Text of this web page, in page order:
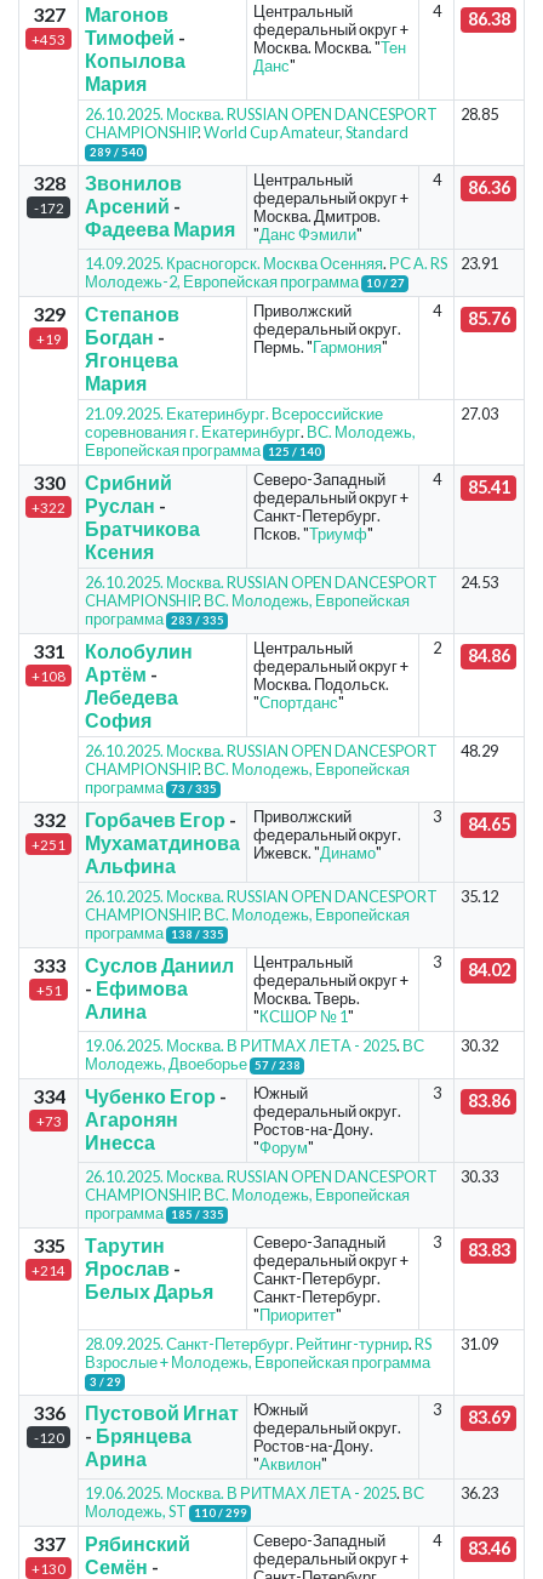
327
+453
Магонов
Тимофей -
Копылова
Мария
Центральный
федеральный округ +
Москва. Москва. "Тен
Данс"
4 86.38
26.10.2025. Москва. RUSSIAN OPEN DANCESPORT
CHAMPIONSHIP.World Cup Amateur, Standard
289 / 540
28.85
328
-172
Звонилов
Арсений -
Фадеева Мария
Центральный
федеральный округ +
Москва. Дмитров.
"Данс Фэмили"
4 86.36
14.09.2025. Красногорск. Москва Осенняя. РС А. RS
Молодежь-2, Европейская программа
10 / 27
23.91
329
+19
Степанов
Богдан -
Ягонцева
Мария
Приволжский
федеральный округ.
Пермь. "Гармония"
4 85.76
21.09.2025. Екатеринбург. Всероссийские
соревнования г. Екатеринбург. ВС. Молодежь,
Европейская программа
125 / 140
27.03
330
+322
Срибний
Руслан -
Братчикова
Ксения
Северо-Западный
федеральный округ +
Санкт-Петербург.
Псков. "Триумф"
4 85.41
26.10.2025. Москва. RUSSIAN OPEN DANCESPORT
CHAMPIONSHIP. ВС. Молодежь, Европейская
программа 283 / 335
24.53
331
+108
Колобулин
Артём -
Лебедева
София
Центральный
федеральный округ +
Москва. Подольск.
"Спортданс"
2 84.86
26.10.2025. Москва. RUSSIAN OPEN DANCESPORT
CHAMPIONSHIP. ВС. Молодежь, Европейская
программа 73 / 335
48.29
332
+251
Горбачев Егор -
Мухаматдинова
Альфина
Приволжский
федеральный округ.
Ижевск. "Динамо"
3 84.65
26.10.2025. Москва. RUSSIAN OPEN DANCESPORT
CHAMPIONSHIP. ВС. Молодежь, Европейская
программа
138 / 335
35.12
333
+51
Суслов Даниил
- Ефимова
Алина
Центральный
федеральный округ +
Москва. Тверь.
"КСШОР № 1"
3 84.02
19.06.2025. Москва. В РИТМАХ ЛЕТА - 2025. ВС
Молодежь, Двоеборье 57 / 238
30.32
334
+73
Чубенко Егор -
Агаронян
Инесса
Южный
федеральный округ.
Ростов-на-Дону.
"Форум"
3 83.86
26.10.2025. Москва. RUSSIAN OPEN DANCESPORT
CHAMPIONSHIP. ВС. Молодежь, Европейская
программа
185 / 335
30.33
335
+214
Тарутин
Ярослав-
Белых Дарья
Северо-Западный
федеральный округ +
Санкт-Петербург.
Санкт-Петербург.
"Приоритет"
3 83.83
28.09.2025. Санкт-Петербург. Рейтинг-турнир.RS
Взрослые + Молодежь, Европейская программа
3 / 29
31.09
336
-120
Пустовой Игнат
- Брянцева
Арина
Южный
федеральный округ.
Ростов-на-Дону.
"Аквилон"
3 83.69
19.06.2025. Москва. В РИТМАХ ЛЕТА - 2025. ВС
Молодежь, ST
110 / 299
36.23
337
+130
Рябинский
Семён -
Северо-Западный
федеральный округ +
4 83.46